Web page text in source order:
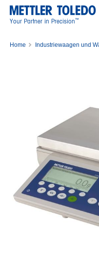
Your Partner in Precision™
Home
Industriewaagen und